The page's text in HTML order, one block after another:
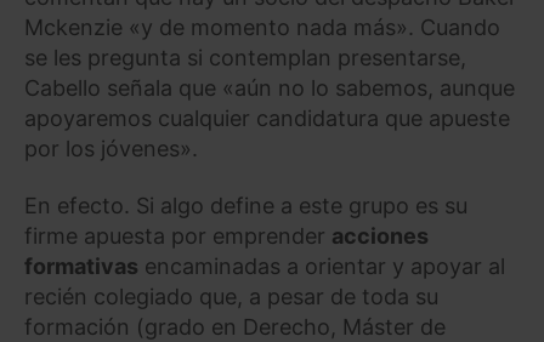
Mckenzie «y de momento nada más». Cuando
se les pregunta si contemplan presentarse,
Cabello señala que «aún no lo sabemos, aunque
apoyaremos cualquier candidatura que apueste
por los jóvenes».
En efecto. Si algo define a este grupo es su
firme apuesta por emprender acciones
formativas encaminadas a orientar y apoyar al
recién colegiado que, a pesar de toda su
formación (grado en Derecho, Máster de